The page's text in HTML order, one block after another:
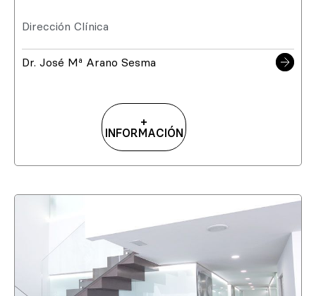
Dirección Clínica
Dr. José Mª Arano Sesma
+
INFORMACIÓN